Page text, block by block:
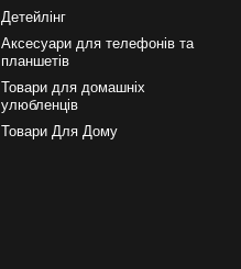
Детейлінг
Аксесуари для телефонів та
планшетів
Товари для домашніх
улюбленців
Товари Для Дому